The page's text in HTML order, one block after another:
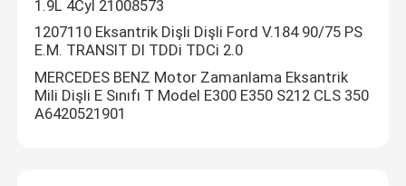
Motor Zamanlama Zinciri
Zamanlama Zinciri Gergisi
1.9L 4Cyl 21008573
1207110 Eksantrik Dişli Dişli Ford V.184 90/75 PS
E.M. TRANSIT DI TDDi TDCi 2.0
MERCEDES BENZ Motor Zamanlama Eksantrik
Mili Dişli E Sınıfı T Model E300 E350 S212 CLS 350
A6420521901